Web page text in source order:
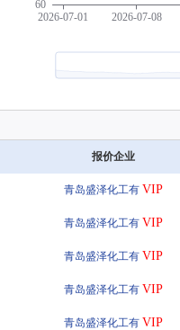
报价企业
青岛盛泽化工有 VIP
青岛盛泽化工有 VIP
青岛盛泽化工有 VIP
青岛盛泽化工有 VIP
青岛盛泽化工有 VIP